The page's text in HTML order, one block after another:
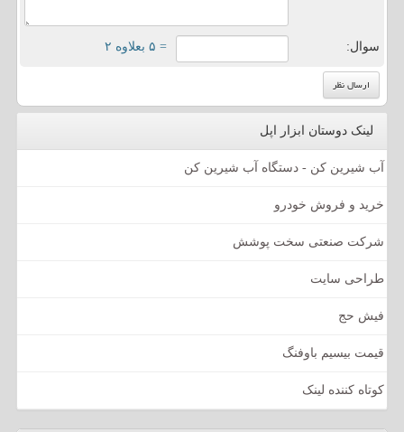
سوال: = ۵ بعلاوه ۲
لینک دوستان ابزار اپل
آب شیرین کن - دستگاه آب شیرین کن
خرید و فروش خودرو
شرکت صنعتی سخت پوشش
طراحی سایت
فیش حج
قیمت بیسیم باوفنگ
کوتاه کننده لینک